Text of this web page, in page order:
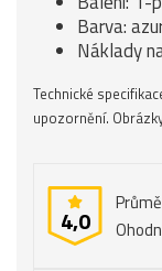
Barva:
Náklady
Technické
upozornění.
4,0